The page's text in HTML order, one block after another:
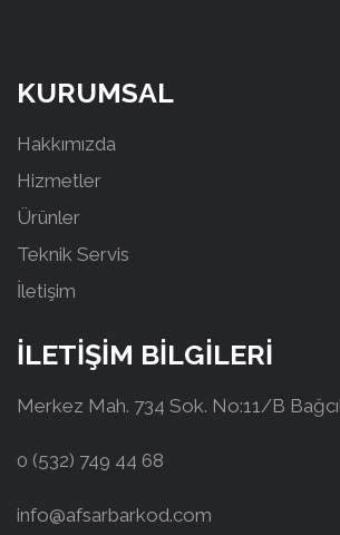
KURUMSAL
Hakkımızda
Hizmetler
Ürünler
Teknik Servis
İletişim
İLETİŞİM BİLGİLERİ
Merkez Mah. 734 Sok. No:11/B
0 (532) 749 44 68
info@afsarbarkod.com